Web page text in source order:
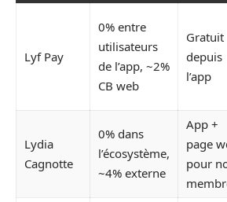
Lyf Pay
0% entre
utilisateurs
de l’app, ~2%
CB web
Gratuit
depuis
l’app
Lydia
Cagnotte
0% dans
l’écosystème,
~4% externe
App +
page
pour